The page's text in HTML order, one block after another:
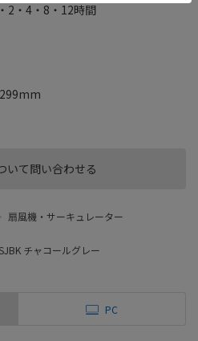
いて問い合わせる
2・4・8・12時間
扇風機・サーキュレーター
チャコールグレー
PC